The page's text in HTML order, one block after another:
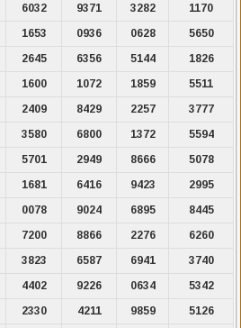
6032 9371 3282
1170
1653 0936 0628
5650
2645 6356 5144
1826
1600 1072 1859
5511
2409 8429 2257
3777
3580 6800 1372
5594
5701 2949 8666
5078
1681 6416 9423
2995
0078 9024 6895
8445
7200 8866 2276
6260
3823 6587 6941
3740
4402 9226 0634
5342
2330 4211 9859
5126